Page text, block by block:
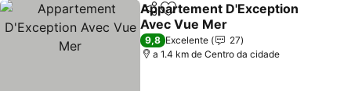
PartilharAdicionar aos favoritos
Appartement D'Exception
Avec Vue Mer
Ver preços
9,8 Excelente
27
a 1.4 km de Centro da cidade